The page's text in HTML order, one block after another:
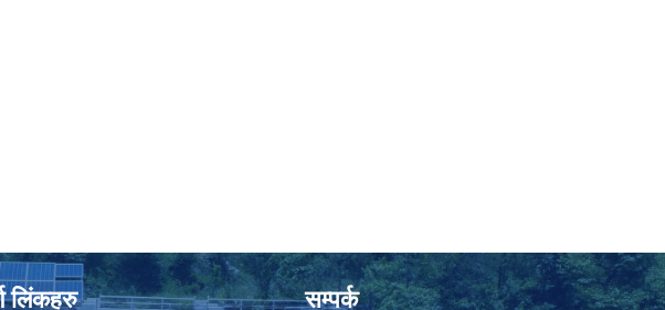
लिंकहरु सम्पर्क